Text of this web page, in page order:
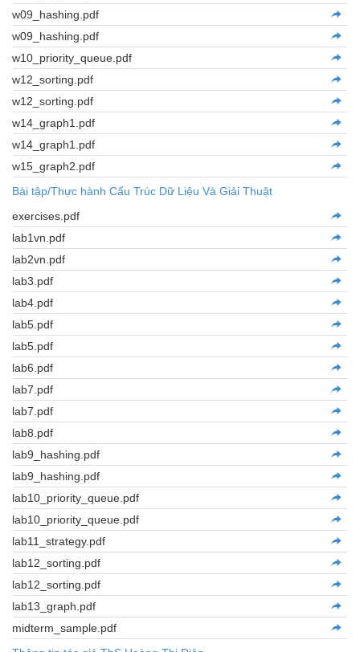
w09_hashing.pdf
w09_hashing.pdf
w10_priority_queue.pdf
w12_sorting.pdf
w12_sorting.pdf
w14_graph1.pdf
w14_graph1.pdf
w15_graph2.pdf
Bài tập/Thực hành Cấu Trúc Dữ Liệu Và Giải Thuật
exercises.pdf
lab1vn.pdf
lab2vn.pdf
lab3.pdf
lab4.pdf
lab5.pdf
lab5.pdf
lab6.pdf
lab7.pdf
lab7.pdf
lab8.pdf
lab9_hashing.pdf
lab9_hashing.pdf
lab10_priority_queue.pdf
lab10_priority_queue.pdf
lab11_strategy.pdf
lab12_sorting.pdf
lab12_sorting.pdf
lab13_graph.pdf
midterm_sample.pdf